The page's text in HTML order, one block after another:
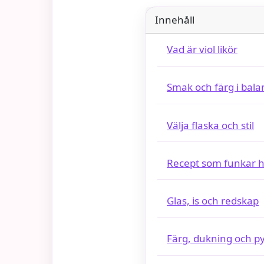
Innehåll
Vad är viol likör
Smak och färg i
Välja flaska och stil
Recept som funkar
Glas, is och redskap
Färg, dukning och